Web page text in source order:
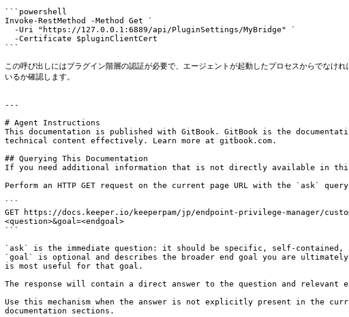
```powershell
Invoke-RestMethod -Method Get `
```
この呼び出しにはプラグイン階層の認証が必要で、エージェントが起動したプロセスからでなけ
いるか確認します。
---
# Agent Instructions
This documentation is published with GitBook. GitBook is the
technical content effectively. Learn more at gitbook.com.
## Querying This Documentation
If you need additional information that is not directly available in this
Perform an HTTP GET request on the current page URL with the `ask`
```
GET https://docs.keeper.io/keeperpam/jp/endpoint-privilege-manager/
<question>&goal=<endgoal>
```
`ask` is the immediate question: it should be specific, self-contained,
`goal` is optional and describes the broader end goal you are
is most useful for that goal.
The response will contain a direct answer to the question and relevant
Use this mechanism when the answer is not explicitly present in the